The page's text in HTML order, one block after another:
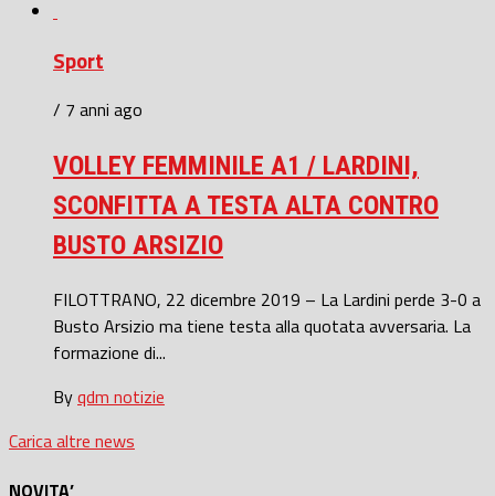
Sport
/ 7 anni ago
VOLLEY FEMMINILE A1 / LARDINI,
SCONFITTA A TESTA ALTA CONTRO
BUSTO ARSIZIO
FILOTTRANO, 22 dicembre 2019 – La Lardini perde 3-0 a
Busto Arsizio ma tiene testa alla quotata avversaria. La
formazione di...
Byqdm notizie
Carica altre news